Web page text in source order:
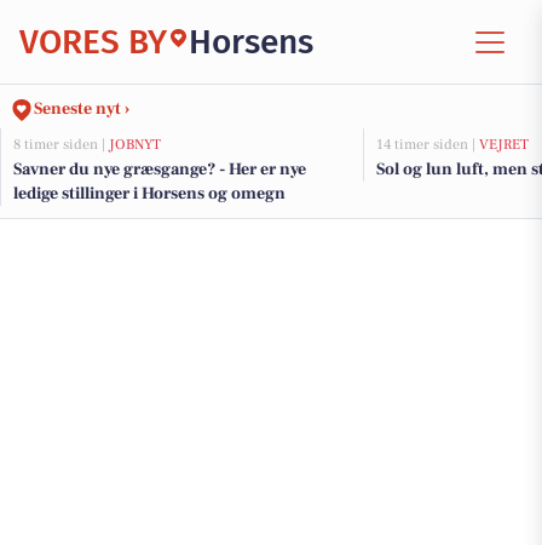
VORES BY Horsens
Seneste nyt ›
8 timer siden | JOBNYT
Savner du nye græsgange? - Her er nye
ledige stillinger i Horsens og omegn
14 timer siden | VEJRET
Sol og lun luft, men